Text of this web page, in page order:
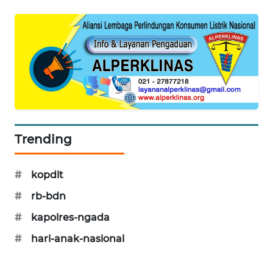
Trending
#
kopdit
#
rb-bdn
#
kapolres-ngada
#
hari-anak-nasional
JAKARTA
NEWS
KRT
KARING
JURNAL
MARITIM
NEWS